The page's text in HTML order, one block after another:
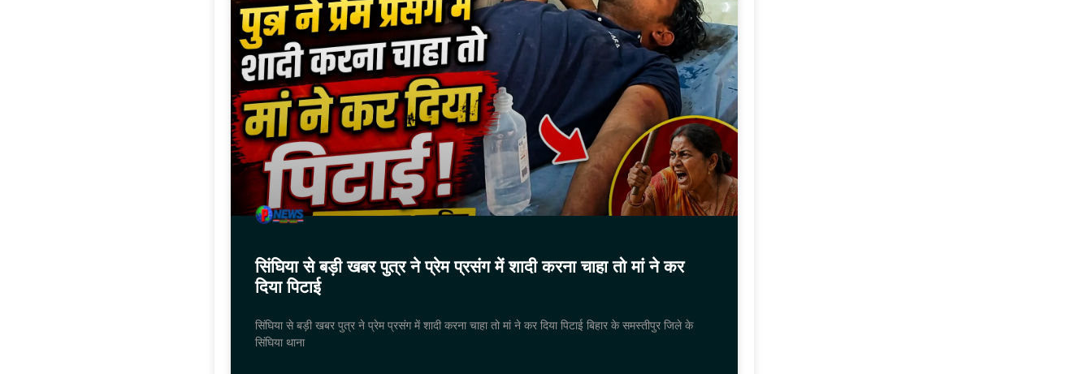
सिंघिया से बड़ी खबर पुत्र ने प्रेम प्रसंग में शादी करना चाहा तो मां ने कर
दिया पिटाई
सिंघिया से बड़ी खबर पुत्र ने प्रेम प्रसंग में शादी करना चाहा तो मां ने कर दिया पिटाई बिहार के समस्तीपुर जिले के
सिंघिया थाना